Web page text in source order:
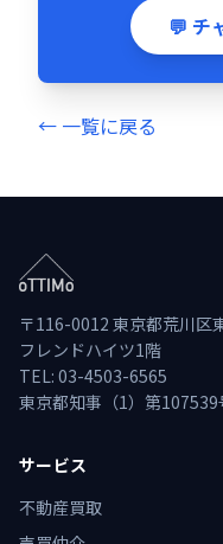
💬 チ
← 一覧に戻る
〒116-0012 東京都荒川区
フレンドハイツ1階
TEL: 03-4503-6565
東京都知事（1）第107539
サービス
不動産買取